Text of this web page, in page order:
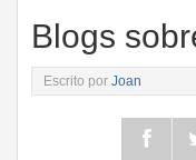
Blogs
Escrito porJoan